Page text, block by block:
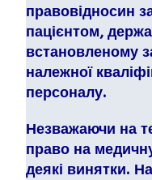
правовідносин
пацієнтом,
встановленому
належної
персоналу.
Незважаючи на
право на
деякі винятки.